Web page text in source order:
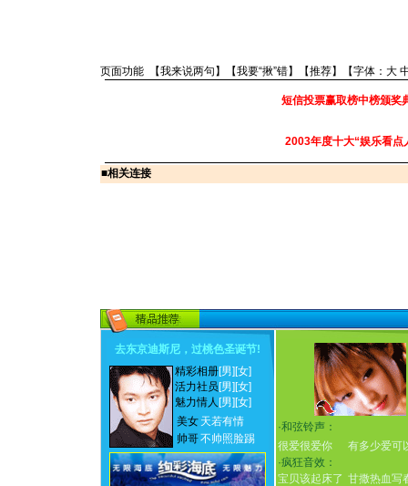
页面功能 【我来说两句 】【我要“揪”错】【推荐】【字体： 大
短信投票赢取榜中榜颁奖
2003年度十大“娱乐看点
■相关连接
去东京迪斯尼，过桃色圣诞节!
精彩相册[男] [女]
活力社员 [男] [女]
魅力情人 [男] [女]
美女 天若有情
帅哥不帅照脸踢
·和弦铃声：
很爱很爱你
有多少爱可
·疯狂音效：
宝贝该起床了 甘撒热血写